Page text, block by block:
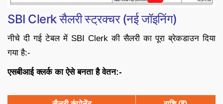
SBI Clerk सैलरी स्ट्रक्चर (नई जॉइनिंग)
नीचे दी गई टेबल में SBI Clerk की सैलरी का पूरा ब्रेकडाउन दिया
गया है:-
एसबीआई क्लर्क का ऐसे बनता है वेतन:-